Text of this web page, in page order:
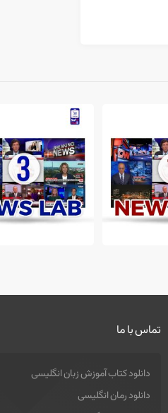
171,000 تومان
تماس با ما
دانلود کتاب آموزش زبان انگلیسی
دانلود رمان انگلیسی